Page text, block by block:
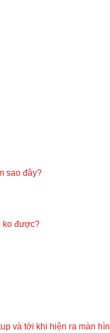
sao đây?
ko được?
và tới khi hiện ra màn